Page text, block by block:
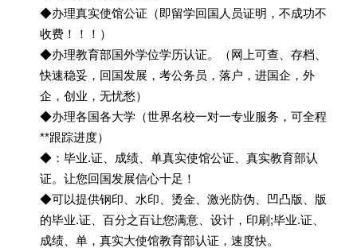
◆办理真实使馆公证（即留学回国人员证明，不成功不
收费！！！）
◆办理教育部国外学位学历认证。（网上可查、存档、
快速稳妥，回国发展，考公务员，落户，进国企，外
企，创业，无忧愁）
◆办理各国各大学（世界名校一对一专业服务，可全程
**跟踪进度）
◆：毕业.证、成绩、单真实使馆公证、真实教育部认
证。让您回国发展信心十足！
◆可以提供钢印、水印、烫金、激光防伪、凹凸版、版
的毕业.证、百分之百让您满意、设计，印刷;毕业.证、
成绩、单，真实大使馆教育部认证，速度快。